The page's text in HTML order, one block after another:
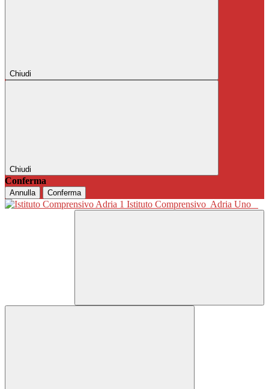
Chiudi
Chiudi
Conferma
Annulla Conferma
Istituto Comprensivo Adria Uno